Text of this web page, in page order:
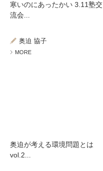
寒いのにあったかい 3.11塾交
流会...
奥迫 協子
MORE
奥迫が考える環境問題とは
vol.2...